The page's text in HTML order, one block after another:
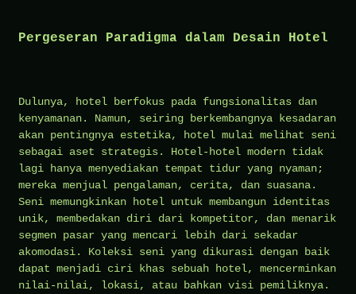
Pergeseran Paradigma dalam Desain Hotel
Dulunya, hotel berfokus pada fungsionalitas dan
kenyamanan. Namun, seiring berkembangnya kesadaran
akan pentingnya estetika, hotel mulai melihat seni
sebagai aset strategis. Hotel-hotel modern tidak
lagi hanya menyediakan tempat tidur yang nyaman;
mereka menjual pengalaman, cerita, dan suasana.
Seni memungkinkan hotel untuk membangun identitas
unik, membedakan diri dari kompetitor, dan menarik
segmen pasar yang mencari lebih dari sekadar
akomodasi. Koleksi seni yang dikurasi dengan baik
dapat menjadi ciri khas sebuah hotel, mencerminkan
nilai-nilai, lokasi, atau bahkan visi pemiliknya.